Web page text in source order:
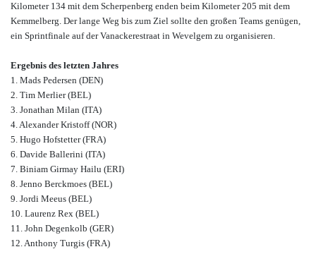
Kilometer 134 mit dem Scherpenberg enden beim Kilometer 205 mit dem
Kemmelberg. Der lange Weg bis zum Ziel sollte den großen Teams genügen,
ein Sprintfinale auf der Vanackerestraat in Wevelgem zu organisieren.
Ergebnis des letzten Jahres
1. Mads Pedersen (DEN)
2. Tim Merlier (BEL)
3. Jonathan Milan (ITA)
4. Alexander Kristoff (NOR)
5. Hugo Hofstetter (FRA)
6. Davide Ballerini (ITA)
7. Biniam Girmay Hailu (ERI)
8. Jenno Berckmoes (BEL)
9. Jordi Meeus (BEL)
10. Laurenz Rex (BEL)
11. John Degenkolb (GER)
12. Anthony Turgis (FRA)